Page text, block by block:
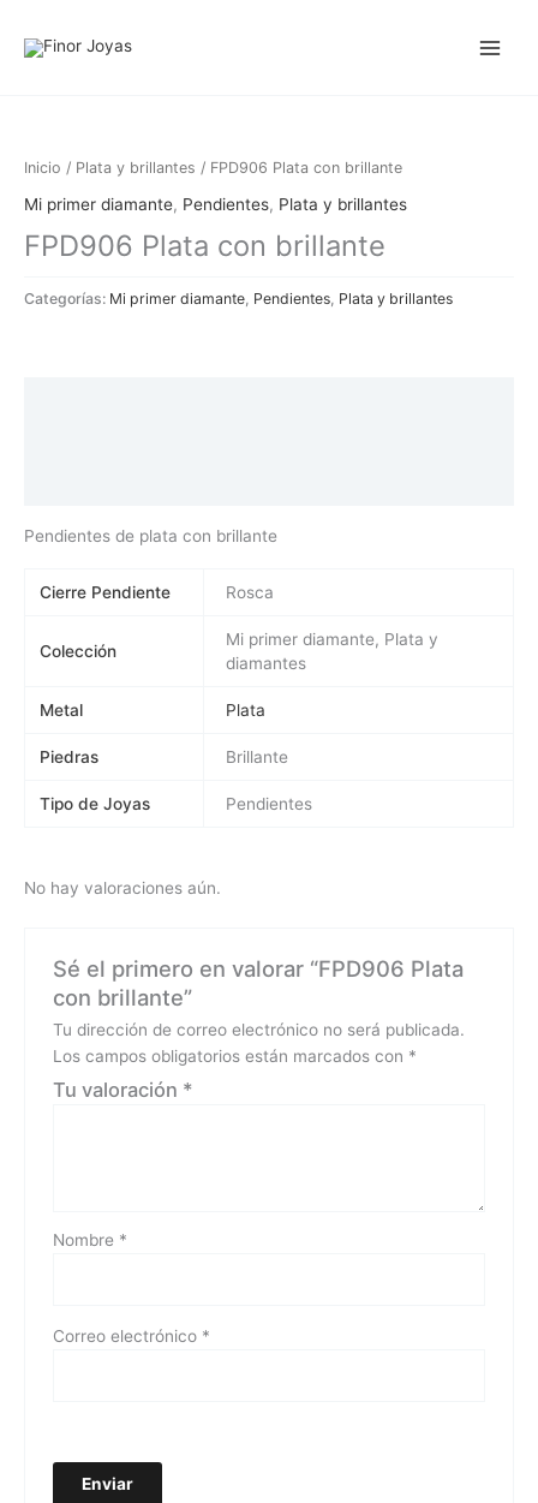
Inicio / Plata y brillantes / FPD906 Plata con brillante
Mi primer diamante, Pendientes, Plata y brillantes
FPD906 Plata con brillante
Categorías: Mi primer diamante Pendientes Plata y brillantes
Pendientes de plata con brillante
Cierre Pendiente Rosca
Colección
Mi primer diamante, Plata y
diamantes
Metal Plata
Piedras Brillante
Tipo de Joyas Pendientes
No hay valoraciones aún.
Sé el primero en valorar “FPD906 Plata
con brillante”
Tu dirección de correo electrónico no será publicada.
Los campos obligatorios están marcados con *
Tu valoración *
Nombre *
Correo electrónico *